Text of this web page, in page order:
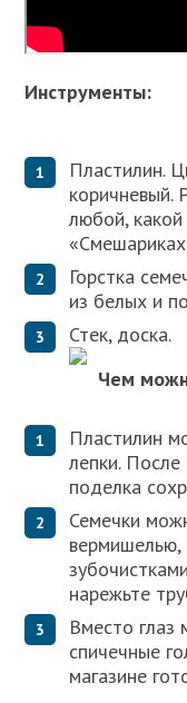
Инструменты:
Пластилин.
коричневый.
любой,
Горстка
из белых и
Стек, доска.
Чем
Пластилин
лепки. После
поделка
Семечки
вермишелью,
нарежьте
Вместо глаз
спичечные
магазине